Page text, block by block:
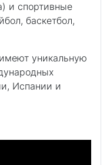
и спортивные
баскетбол,
уникальную
Испании и